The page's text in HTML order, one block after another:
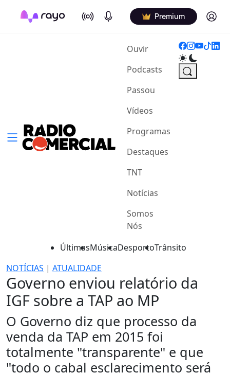
On Air Podcasts Premium Log in
Ouvir(current)
Podcasts
Passou
Vídeos
Programas
Destaques
TNT
Notícias
Somos
Nós
ÚltimasMúsicaDesportoTrânsito
NOTÍCIAS | ATUALIDADE
Governo enviou relatório da
IGF sobre a TAP ao MP
O Governo diz que processo da
venda da TAP em 2015 foi
totalmente "transparente" e que
"todo o cabal esclarecimento será